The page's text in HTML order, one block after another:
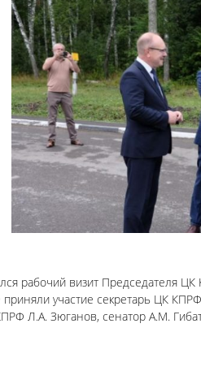
рабочий визит Председателя
приняли участие секретарь ЦК
Л.А. Зюганов, сенатор А.М.